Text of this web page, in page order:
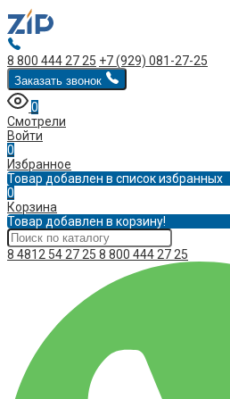
8 800 444 27 25 +7 (929) 081-27-25
Заказать звонок
0
Смотрели
Войти
0
Избранное
Товар добавлен в список избранных
0
Корзина
Товар добавлен в корзину!
8 4812 54 27 25 8 800 444 27 25